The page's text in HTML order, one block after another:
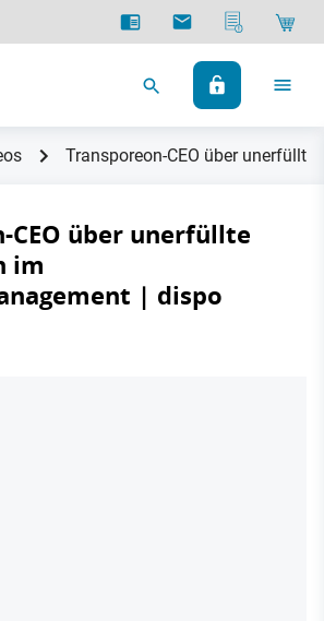
Transporeon-CEO über
CEO über unerfüllte
im
| dispo